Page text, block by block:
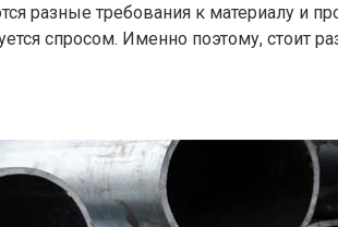
разные требования к материалу и
спросом. Именно поэтому, стоит